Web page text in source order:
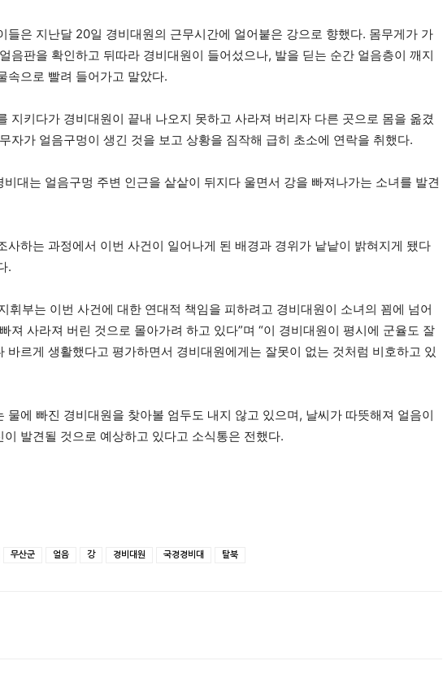
들은 지난달 20일 경비대원의 근무시간에 얼어붙은 강으로 향했다. 몸무게가 가
음판을 확인하고 뒤따라 경비대원이 들어섰으나, 발을 딛는 순간 얼음층이 깨지
속으로 빨려 들어가고 말았다.
지키다가 경비대원이 끝내 나오지 못하고 사라져 버리자 다른 곳으로 몸을 옮겼
자가 얼음구멍이 생긴 것을 보고 상황을 짐작해 급히 초소에 연락을 취했다.
대는 얼음구멍 주변 인근을 샅샅이 뒤지다 울면서 강을 빠져나가는 소녀를 발견
사하는 과정에서 이번 사건이 일어나게 된 배경과 경위가 낱낱이 밝혀지게 됐다
.
휘부는 이번 사건에 대한 연대적 책임을 피하려고 경비대원이 소녀의 꾐에 넘어
져 사라져 버린 것으로 몰아가려 하고 있다”며 “이 경비대원이 평시에 군율도 잘
바르게 생활했다고 평가하면서 경비대원에게는 잘못이 없는 것처럼 비호하고 있
물에 빠진 경비대원을 찾아볼 엄두도 내지 않고 있으며, 날씨가 따뜻해져 얼음이
발견될 것으로 예상하고 있다고 소식통은 전했다.
무산군 얼음 강 경비대원 국경경비대 탈북